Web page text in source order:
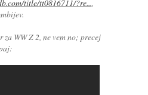
title/tt0816711/?re...,
WW Z 2, ne vem no; precej